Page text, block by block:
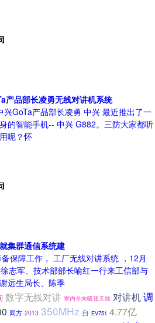
产品部长凌勇无线对讲机系统
兴GoTa产品部长凌勇 中兴 最近推出了一
的智能手机-- 中兴 G882。三防大家都听
呢？怀
集群通信系统建
保障工作， 工厂无线对讲系统 ，12月
志军、技术部部长喻红一行来工信部与
远生局长、陈季
数字无线对讲 室内全向吸顶天线 对讲机调
同方 2013 350MHz 自 EV751 4.77亿